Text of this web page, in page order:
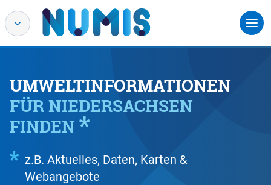
UMWELTINFORMATIONEN
FÜR NIEDERSACHSEN
FINDEN
z.B. Aktuelles, Daten, Karten &
Webangebote